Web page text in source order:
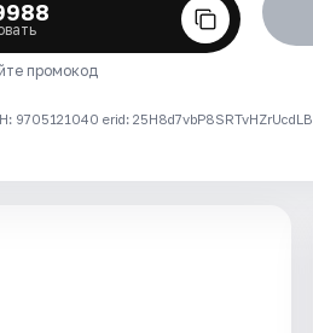
промокод
erid: 25H8d7vbP8SRTvHZrUcdLB